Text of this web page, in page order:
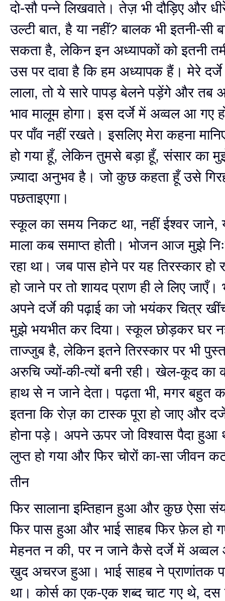
दो-सौ पन्ने लिखवाते। तेज़ भी दौड़िए और
उल्टी बात, है या नहीं? बालक भी इतनी-सी
सकता है, लेकिन इन अध्यापकों को इतनी
उस पर दावा है कि हम अध्यापक हैं। मेरे
लाला, तो ये सारे पापड़ बेलने पड़ेंगे और तब
भाव मालूम होगा। इस दर्जे में अव्वल आ गए
पर पाँव नहीं रखते। इसलिए मेरा कहना
हो गया हूँ, लेकिन तुमसे बड़ा हूँ, संसार का
ज़्यादा अनुभव है। जो कुछ कहता हूँ उसे ‍गिरह
पछताइएगा।
स्कूल का समय निकट था, नहीं ईश्वर जाने,
माला कब समाप्त होती। भोजन आज मुझे
रहा था। जब पास होने पर यह तिरस्कार हो
हो जाने पर तो शायद प्राण ही ले लिए जाएँ।
अपने दर्जे की पढ़ाई का जो भयंकर चित्र
मुझे भयभीत कर दिया। स्कूल छोड़कर घर
ताज्जुब है, लेकिन इतने तिरस्कार पर भी
अरुचि ज्यों-की-त्यों बनी रही। खेल-कूद का
हाथ से न जाने देता। पढ़ता भी, मगर बहुत
इतना कि रोज़ का टास्क पूरा हो जाए और
होना पड़े। अपने ऊपर जो विश्वास पैदा हुआ
लुप्त‍ हो गया और ‍‍फिर चोरों का-सा जीवन
तीन
फिर सालाना इम्तिहान हुआ और कुछ ऐसा
‍‍‍‍‍‍फि‍र पास हुआ और भाई साहब फिर ‍फ़ेल हो
मेहनत न की, पर न जाने कैसे दर्जे में
ख़ुद अचरज हुआ। भाई साहब ने प्राणांतक
था। कोर्स का एक-एक शब्द चाट गए थे,